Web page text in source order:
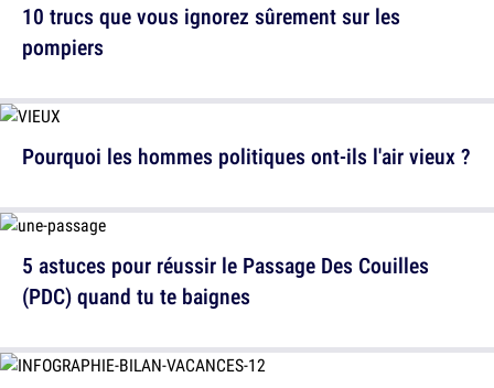
10 trucs que vous ignorez sûrement sur les
pompiers
5 astuces pour réussir le Passage Des Couilles
(PDC) quand tu te baignes
Pourquoi les hommes politiques ont-ils l'air vieux ?